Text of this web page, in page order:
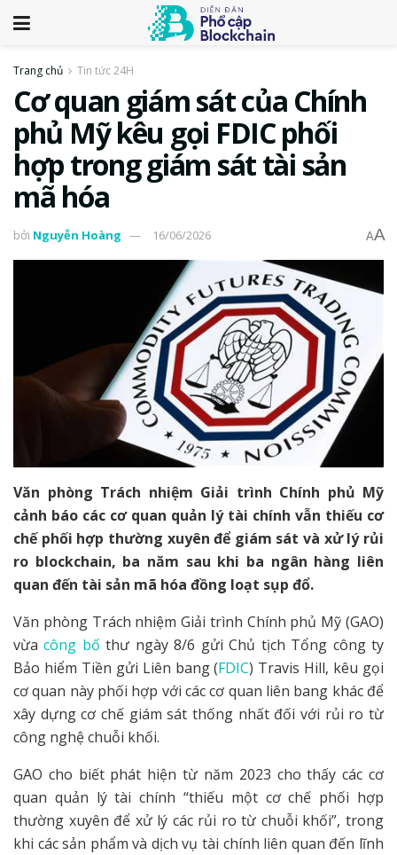
Trang chủ Tin tức 24H
Cơ quan giám sát của Chính
phủ Mỹ kêu gọi FDIC phối
hợp trong giám sát tài sản
mã hóa
bởi Nguyễn Hoàng 16/06/2026 AA
Văn phòng Trách nhiệm Giải trình Chính phủ Mỹ
cảnh báo các cơ quan quản lý tài chính vẫn thiếu cơ
chế phối hợp thường xuyên để giám sát và xử lý rủi
ro blockchain, ba năm sau khi ba ngân hàng liên
quan đến tài sản mã hóa đồng loạt sụp đổ.
Văn phòng Trách nhiệm Giải trình Chính phủ Mỹ (GAO)
vừacông bố thư ngày 8/6 gửi Chủ tịch Tổng công ty
Bảo hiểm Tiền gửi Liên bang (FDIC) Travis Hill, kêu gọi
cơ quan này phối hợp với các cơ quan liên bang khác để
xây dựng cơ chế giám sát thống nhất đối với rủi ro từ
công nghệ chuỗi khối.
GAO cho biết phát hiện từ năm 2023 cho thấy các cơ
quan quản lý tài chính “thiếu một cơ chế phối hợp
thường xuyên để xử lý các rủi ro từ chuỗi khối”, trong
khi các sản phẩm và dịch vụ tài chính liên quan đến lĩnh